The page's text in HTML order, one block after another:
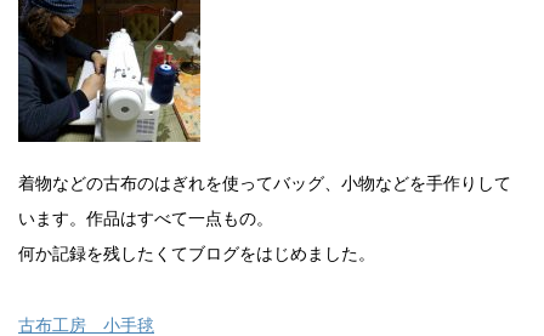
着物などの古布のはぎれを使ってバッグ、小物などを手作りして
います。作品はすべて一点もの。
何か記録を残したくてブログをはじめました。
古布工房 小手毬